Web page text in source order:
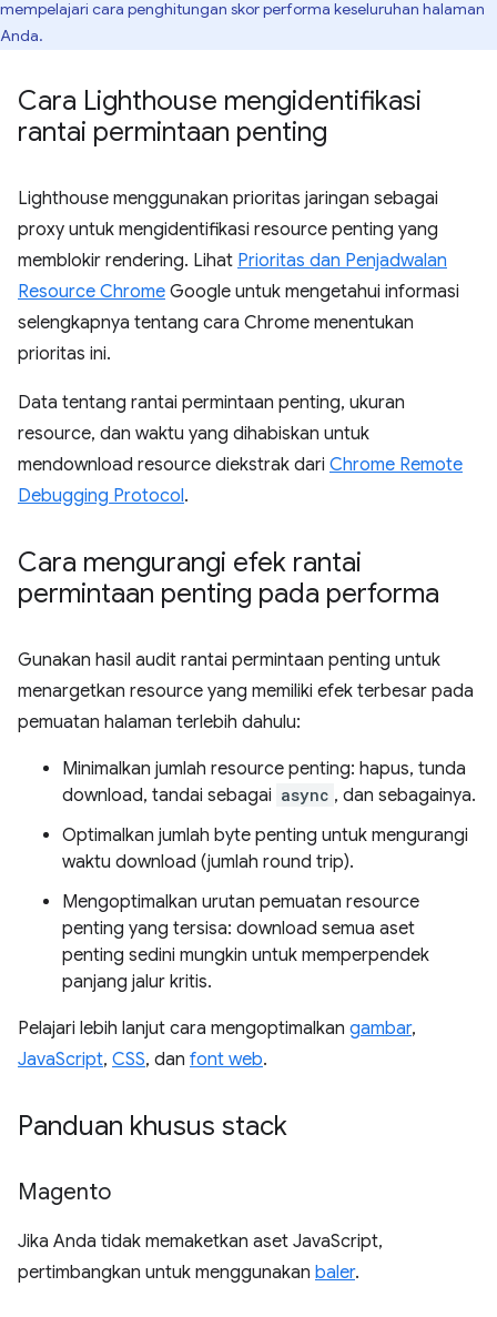
mempelajari cara penghitungan skor performa keseluruhan halaman
Anda.
Cara Lighthouse mengidentifikasi
rantai permintaan penting
Lighthouse menggunakan prioritas jaringan sebagai
proxy untuk mengidentifikasi resource penting yang
memblokir rendering. Lihat Prioritas dan Penjadwalan
Resource Chrome Google untuk mengetahui informasi
selengkapnya tentang cara Chrome menentukan
prioritas ini.
Data tentang rantai permintaan penting, ukuran
resource, dan waktu yang dihabiskan untuk
mendownload resource diekstrak dari Chrome Remote
Debugging Protocol.
Cara mengurangi efek rantai
permintaan penting pada performa
Gunakan hasil audit rantai permintaan penting untuk
menargetkan resource yang memiliki efek terbesar pada
pemuatan halaman terlebih dahulu:
Minimalkan jumlah resource penting: hapus, tunda
download, tandai sebagai async , dan sebagainya.
Optimalkan jumlah byte penting untuk mengurangi
waktu download (jumlah round trip).
Mengoptimalkan urutan pemuatan resource
penting yang tersisa: download semua aset
penting sedini mungkin untuk memperpendek
panjang jalur kritis.
Pelajari lebih lanjut cara mengoptimalkan gambar,
JavaScript, CSS, dan font web.
Panduan khusus stack
Magento
Jika Anda tidak memaketkan aset JavaScript,
pertimbangkan untuk menggunakan baler.